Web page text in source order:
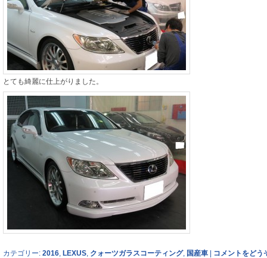
とても綺麗に仕上がりました。
カテゴリー: 2016 LEXUS クォーツガラスコーティング, 国産車 | コメントをどう